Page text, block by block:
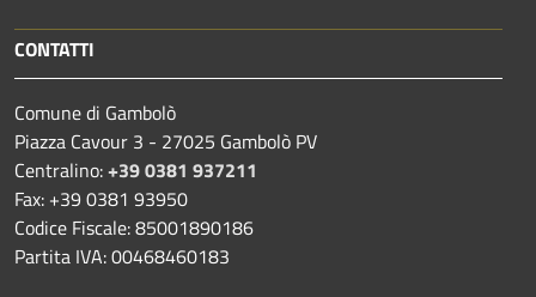
CONTATTI
Comune di Gambolò
Piazza Cavour 3 - 27025 Gambolò PV
Centralino:+39 0381 937211
Fax: +39 0381 93950
Codice Fiscale: 85001890186
Partita IVA: 00468460183